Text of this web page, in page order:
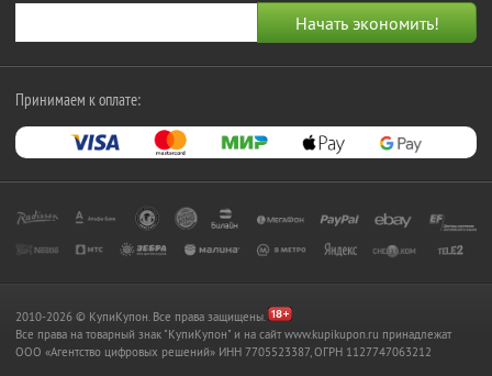
Принимаем к оплате:
2010-2026 © КупиКупон. Все права защищены.
Все права на товарный знак "КупиКупон" и на сайт www.kupikupon.ru принадлежат
OOO «Агентство цифровых решений» ИНН 7705523387, ОГРН 1127747063212